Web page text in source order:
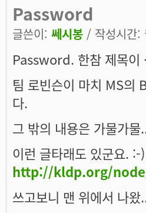
Password
글쓴이: 쎄시봉 / 작성시간
Password. 한참 제목이
팀 로빈슨이 마치 MS의
다.
그 밖의 내용은 가물가
이런 글타래도 있군요. :-)
http://kldp.org/
쓰고보니 맨 위에서 나